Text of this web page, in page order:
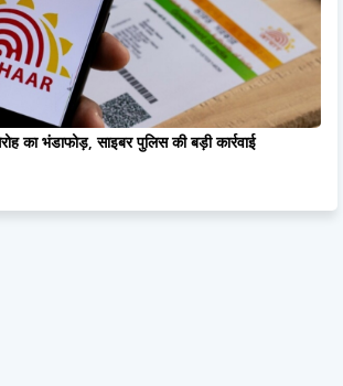
का भंडाफोड़, साइबर पुलिस की बड़ी कार्रवाई